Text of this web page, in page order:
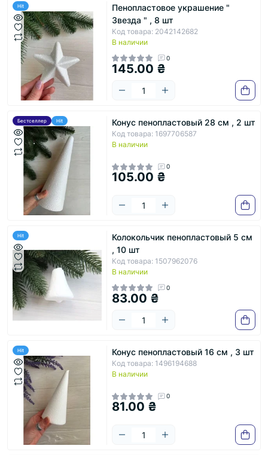
Hit
Пенопластовое украшение "
Звезда " , 8 шт
Код товара: 2042142682
В наличии
0
145.00 ₴
Бестселлер Hit Конус пенопластовый 28 см , 2 шт
Код товара: 1697706587
В наличии
0
105.00 ₴
Hit
Колокольчик пенопластовый 5 см
, 10 шт
Код товара: 1507962076
В наличии
0
83.00 ₴
Hit Конус пенопластовый 16 см , 3 шт
Код товара: 1496194688
В наличии
0
81.00 ₴